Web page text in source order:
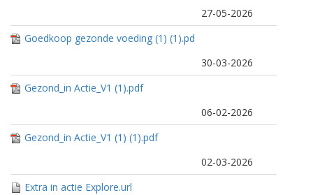
27-05-2026
Goedkoop gezonde voeding (1) (1).pd
30-03-2026
Gezond_in Actie_V1 (1).pdf
06-02-2026
Gezond_in Actie_V1 (1) (1).pdf
02-03-2026
Extra in actie Explore.url